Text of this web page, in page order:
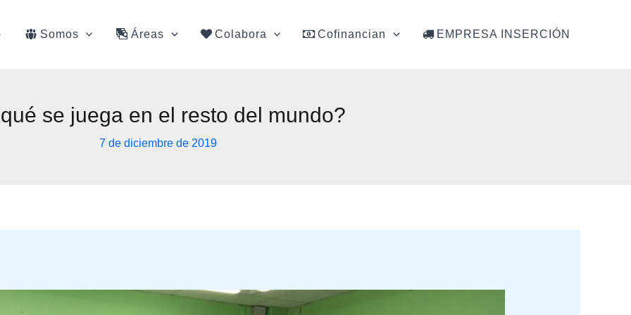
Somos Áreas Colabora Cofinancian EMPRESA INSERCIÓN
se juega en el resto del mundo?
7 de diciembre de 2019